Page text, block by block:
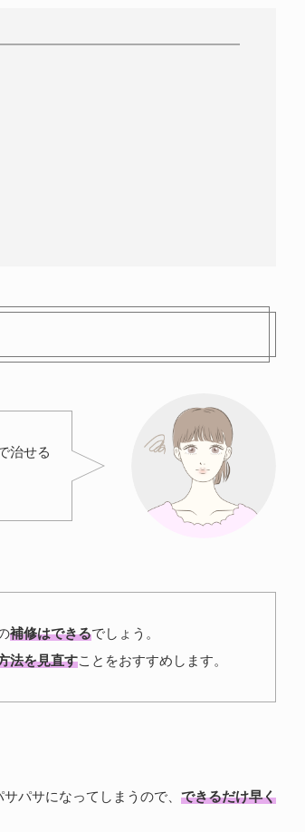
治せる
補修はできるでしょう。
法を見直すことをおすすめします。
パサになってしまうので、 できるだけ早く